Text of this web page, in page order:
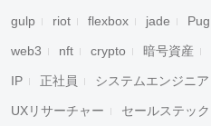
gulp riot flexbox jade Pug
web3 nft crypto 暗号資産
IP 正社員 システムエンジニア
UXリサーチャー セールステック